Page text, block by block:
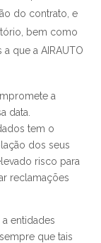
do contrato, e
bem como
que a AIRAUTO
a
data.
tem o
dos seus
risco para
reclamações
entidades
que tais